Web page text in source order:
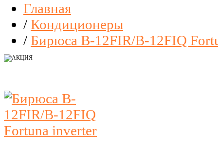
Главная
/ Кондиционеры
/ Бирюса B-12FIR/B-12FIQ